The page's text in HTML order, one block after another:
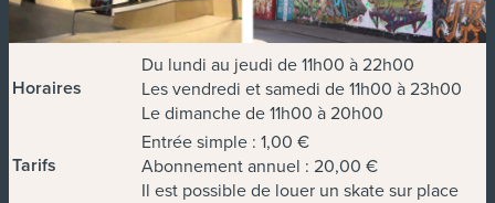
Horaires
Du lundi au jeudi de 11h00 à 22h00
Les vendredi et samedi de 11h00 à 23h00
Le dimanche de 11h00 à 20h00
Tarifs
Entrée simple : 1,00 €
Abonnement annuel : 20,00 €
Il est possible de louer un skate sur place